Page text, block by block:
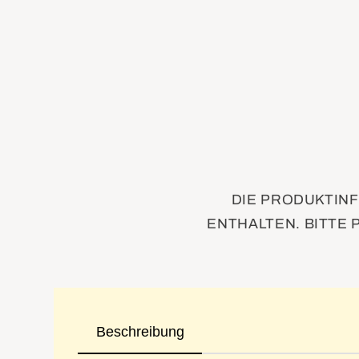
DIE
ENTHALTEN. BITTE
Beschreibung